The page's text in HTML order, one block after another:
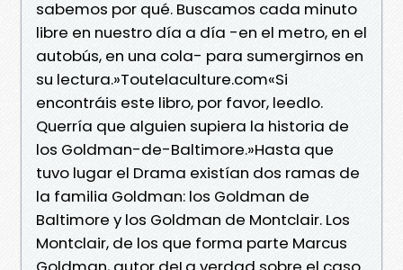
sabemos por qué. Buscamos cada minuto
libre en nuestro día a día -en el metro, en el
autobús, en una cola- para sumergirnos en
su lectura.»Toutelaculture.com«Si
encontráis este libro, por favor, leedlo.
Querría que alguien supiera la historia de
los Goldman-de-Baltimore.»Hasta que
tuvo lugar el Drama existían dos ramas de
la familia Goldman: los Goldman de
Baltimore y los Goldman de Montclair. Los
Montclair, de los que forma parte Marcus